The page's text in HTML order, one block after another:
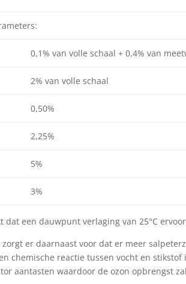
0,1% van volle schaal + 0,4% van
2% van volle schaal
0,50%
2,25%
5%
3%
een dauwpunt verlaging van 25°C
er daarnaast voor dat er meer
chemische reactie tussen vocht en
aantasten waardoor de ozon opbrengst